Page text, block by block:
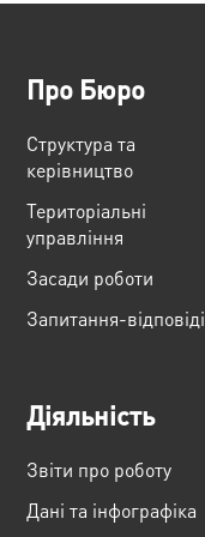
Про Бюро
Структура та
керівництво
Територіальні
управління
Засади роботи
Запитання-відповіді
Діяльність
Звіти про роботу
Дані та інфографіка